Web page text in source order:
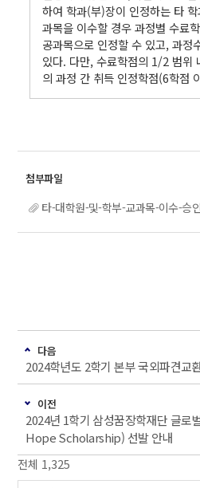
하여 학과(부)장이 인정하는 타
과목을 이수할 경우 과정별 수료
공과목으로 인정할 수 있고, 과정
있다. 다만, 수료학점의 1/2 범위
의 과정 간 취득 인정학점(6학점
타-대학원-및-학부-교과목-이수-승
다음
2024학년도 2학기 본부 국외파견교
이전
2024년 1학기 삼성꿈장학재단 글로
Hope Scholarship) 선발 안내
전체 1,325